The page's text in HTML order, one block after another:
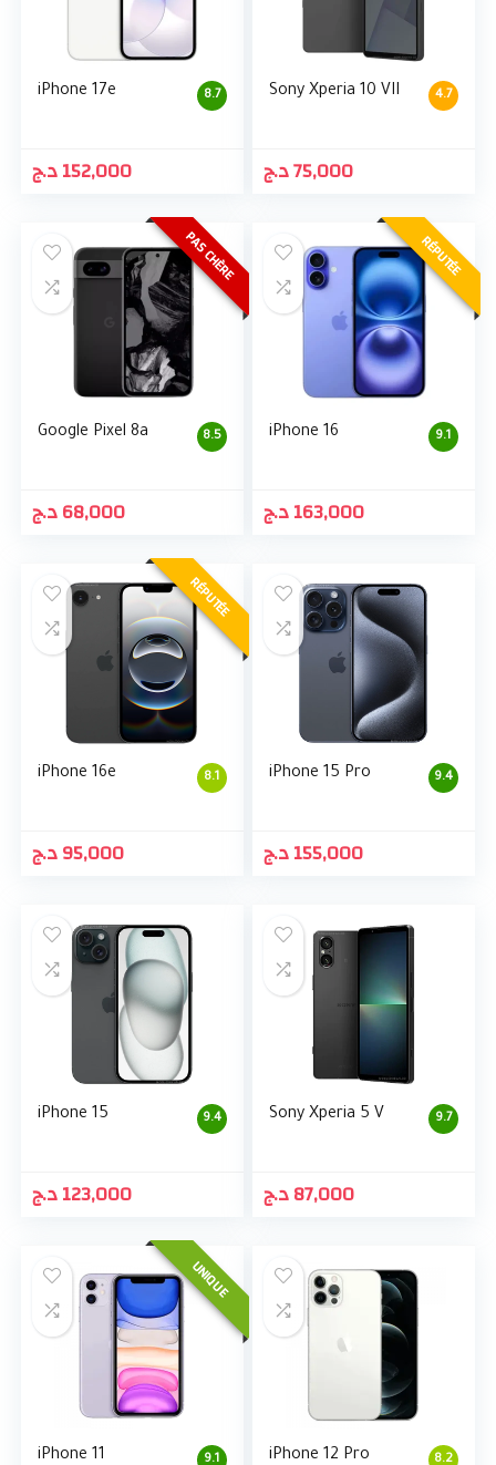
8.7
iPhone 17e
152,000د.ج
4.7
Sony Xperia 10 VII
75,000د.ج
PAS CHÈRE
8.5
Google Pixel 8a
68,000د.ج
RÉPUTÉE
9.1
iPhone 16
163,000د.ج
RÉPUTÉE
8.1
iPhone 16e
95,000د.ج
9.4
iPhone 15 Pro
155,000د.ج
9.4
iPhone 15
123,000د.ج
9.7
Sony Xperia 5 V
87,000د.ج
UNIQUE
9.1
iPhone 11 8.2
iPhone 12 Pro